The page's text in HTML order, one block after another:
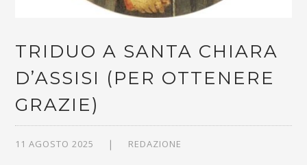
TRIDUO A SANTA CHIARA
D’ASSISI (PER OTTENERE
GRAZIE)
11 AGOSTO 2025 REDAZIONE